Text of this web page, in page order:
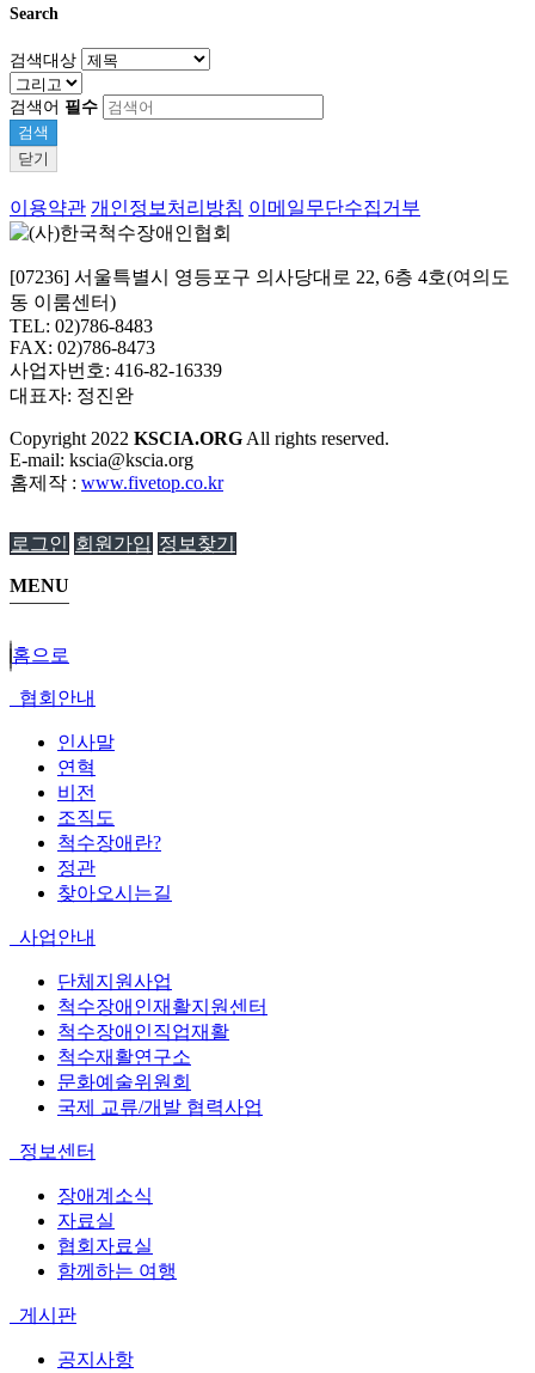
Search
검색대상
검색어 필수
검색
닫기
이용약관 개인정보처리방침 이메일무단수집거부
[07236] 서울특별시 영등포구 의사당대로 22, 6층 4호(여의도
동 이룸센터)
TEL: 02)786-8483
FAX: 02)786-8473
사업자번호: 416-82-16339
대표자: 정진완
Copyright 2022 KSCIA.ORG All rights reserved.
E-mail: kscia@kscia.org
홈제작 : www.fivetop.co.kr
로그인 회원가입 정보찾기
MENU
홈으로
협회안내
인사말
연혁
비전
조직도
척수장애란?
정관
찾아오시는길
사업안내
단체지원사업
척수장애인재활지원센터
척수장애인직업재활
척수재활연구소
문화예술위원회
국제 교류/개발 협력사업
정보센터
장애계소식
자료실
협회자료실
함께하는 여행
게시판
공지사항